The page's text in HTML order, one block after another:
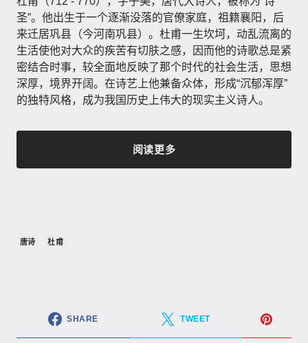
圣”。他出生于一个逐渐没落的官僚家庭，祖籍襄阳，后
来迁居巩县（今河南巩县）。杜甫一生坎坷，动乱流离的
生活使他对大众的疾苦有切肤之感，因而他的诗歌总是紧
密结合时事，较全面地反映了那个时代的社会生活，思想
深厚，境界开阔。在诗艺上他兼备众体，形成“沉郁浑厚”
的独特风格，成为我国历史上伟大的现实主义诗人。
阅读更多
唐诗 杜甫
SHARE TWEET